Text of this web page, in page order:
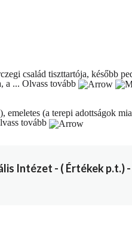
család tiszttartója, később
a ... Olvass tovább
(a terepi adottságok
tovább
Intézet - ( Értékek p.t.)